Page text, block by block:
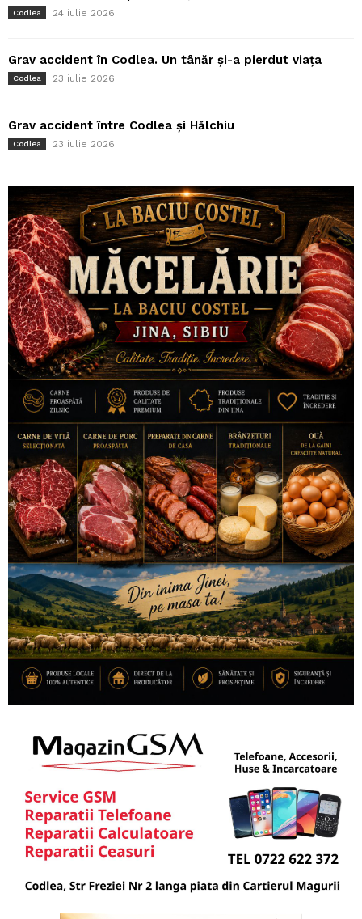
Codlea 24 iulie 2026
Grav accident în Codlea. Un tânăr și-a pierdut viața
Codlea 23 iulie 2026
Grav accident între Codlea și Hălchiu
Codlea 23 iulie 2026